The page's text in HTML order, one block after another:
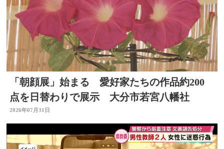
「朝顔展」始まる 愛好家たちの作品約200
点を日替わりで展示 大分市若宮八幡社
2026年07月31日